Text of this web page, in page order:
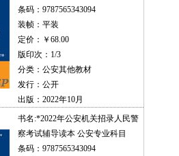
条码：9787565343094
装帧：平装
定价：￥68.00
版印次：1/3
分类：公安其他教材
发行：公开
出版：2022年10月
书名:*2022年公安机关招录人民警
察考试辅导读本 公安专业科目
条码：9787565343094